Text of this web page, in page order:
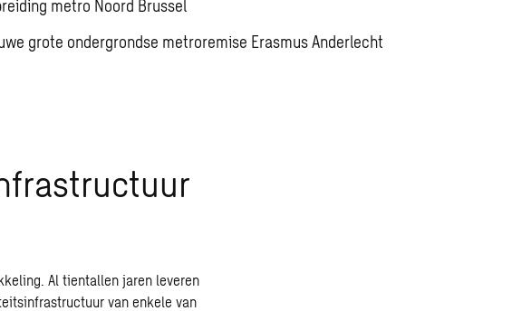
metro Noord Brussel
grote ondergrondse metroremise Erasmus Anderlecht
Al tientallen jaren leveren
van enkele van